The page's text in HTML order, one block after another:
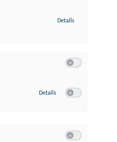
Details
Details zu Google Analytics